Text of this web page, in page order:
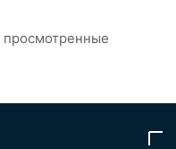
просмотренные